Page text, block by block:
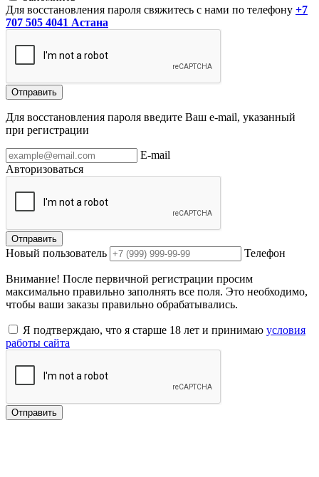
Для восстановления пароля свяжитесь с нами по телефону +7
707 505 4041 Астана
Отправить
Для восстановления пароля введите Ваш e-mail, указанный
при регистрации
E-mail
Авторизоваться
Отправить
Новый пользователь Телефон
Внимание! После первичной регистрации просим
максимально правильно заполнять все поля. Это необходимо,
чтобы ваши заказы правильно обрабатывались.
Я подтверждаю, что я старше 18 лет и принимаю условия
работы сайта
Отправить